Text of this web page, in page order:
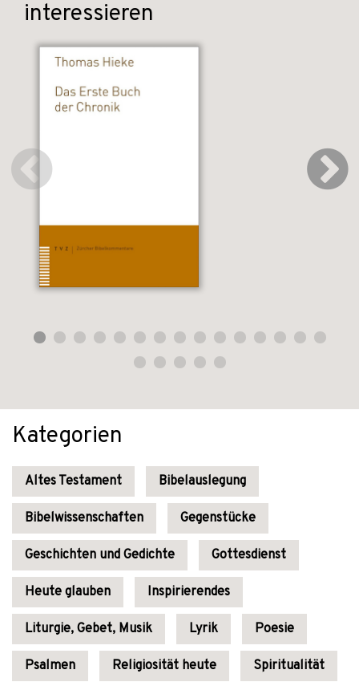
interessieren
Kategorien
Altes Testament Bibelauslegung
Bibelwissenschaften Gegenstücke
Geschichten und Gedichte Gottesdienst
Heute glauben Inspirierendes
Liturgie, Gebet, Musik Lyrik Poesie
Psalmen Religiosität heute Spiritualität